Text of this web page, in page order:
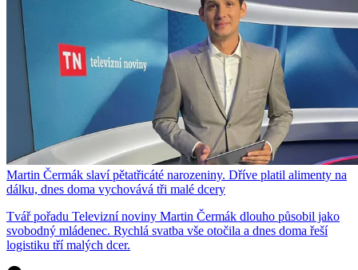
Martin Čermák slaví pětatřicáté narozeniny. Dříve platil alimenty na
dálku, dnes doma vychovává tři malé dcery
Tvář pořadu Televizní noviny Martin Čermák dlouho působil jako
svobodný mládenec. Rychlá svatba vše otočila a dnes doma řeší
logistiku tří malých dcer.